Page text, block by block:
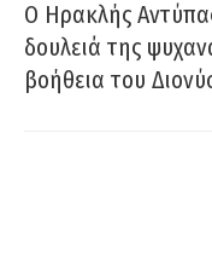
Ο Ηρακλής
δουλειά της
βοήθεια του